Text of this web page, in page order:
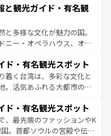
の各地域で異なる魅力を楽
歴史を感じることができ
や列車の旅も、アメリカ
アメリカ
てほしい。
番の観光地といえばオアフ
マウイ島やカウアイ島が
輝く海をはじめ、豊かな
アロハスピリット」と呼ば
やハワイアンミュージッ
すべてがハワイの魅力を彩
見と感動が待っているハ
しい。
と観光ガイド・有名観
多様な文化が魅力の国。
ニー・オペラハウス、オー
えるウルル（エアーズロッ
林やケアンズの熱帯雨林な
、カフェやワイン、オージ
ており、サーフィンやダイ
トドア好きにはたまらな
力を存分に味わいつくそ
ド・有名観光スポット
着く台湾は、多彩な文化と
。活気あふれる大都市の台
台湾東部など、都市の喧騒
、訪れる人に新しい発見と
、奥深い台湾の食文化も魅
ド・有名観光スポット
、最先端のファッションやK
。首都ソウルの宮殿や伝統